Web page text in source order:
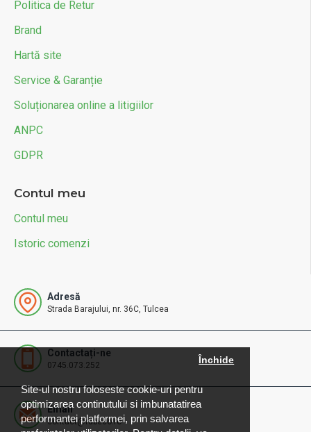
Site-ul nostru foloseste cookie-uri pentru
optimizarea continutului si imbunatatirea
performantei platformei, prin salvarea
Închide
Politica de Retur
Brand
Hartă site
Service & Garanție
Soluționarea online a litigiilor
ANPC
GDPR
Contul meu
Contul meu
Istoric comenzi
Adresă
Strada Barajului, nr. 36C, Tulcea
Contactați-ne
0745.073.252
Email
contact@rdbeco.ro